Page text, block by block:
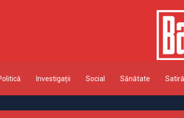
Investigații Social Sănătate Satiră